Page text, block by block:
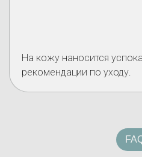
На кожу наносится
рекомендации по уходу.